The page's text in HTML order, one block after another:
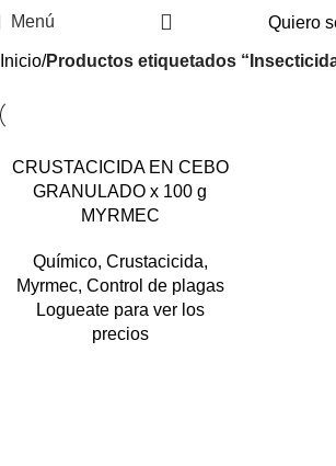
Menú Quiero
Inicio Productos etiquetados
CRUSTACICIDA EN CEBO
GRANULADO x 100 g
MYRMEC
Químico, Crustacicida,
Myrmec, Control de plagas
Logueate para ver los
precios